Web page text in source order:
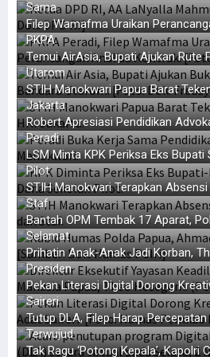
Sama
Filep Wamafma Uraikan
PKPA
Temui AirAsia, Bupati Ajukan Rute
Utarom
STIH Manokwari Papua Barat
Jakarta
Robert Apresiasi Pendidikan
Peradi
LSM Minta KPK Periksa Eks
Pilot
STIH Manokwari Terapkan
Staf
Bantah OPM Tembak 17 Aparat,
Selamat
Prihatin Anak-Anak Jadi Korban,
Presiden
Pekan Literasi Digital Dorong
Saireri
Tutup DLA, Filep Harap
Terwujud
Tak Ragu ‘Potong Kepala’, Kapolri